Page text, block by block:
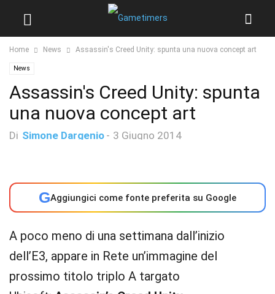
Home News Assassin's Creed Unity: spunta una nuova concept art
News
Assassin's Creed Unity: spunta
una nuova concept art
Di Simone Dargenio - 3 Giugno 2014
GAggiungici come fonte preferita su Google
A poco meno di una settimana dall’inizio
dell’E3, appare in Rete un’immagine del
prossimo titolo triplo A targato